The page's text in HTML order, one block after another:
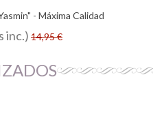
- Máxima Calidad
inc.) 14,95 €